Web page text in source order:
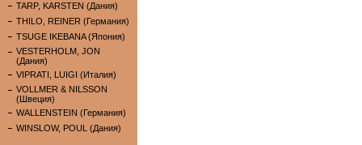
TARP, KARSTEN (Дания)
THILO, REINER (Германия)
TSUGE IKEBANA (Япония)
VESTERHOLM, JON
(Дания)
VIPRATI, LUIGI (Италия)
VOLLMER & NILSSON
(Швеция)
WALLENSTEIN (Германия)
WINSLOW, POUL (Дания)